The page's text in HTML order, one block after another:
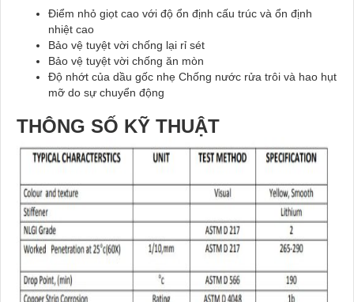
Điểm nhỏ giọt cao với độ ổn định cấu trúc và ổn định
nhiệt cao
Bảo vệ tuyệt vời chống lại rỉ sét
Bảo vệ tuyệt vời chống ăn mòn
Độ nhớt của dầu gốc nhẹ Chống nước rửa trôi và hao hụt
mỡ do sự chuyển động
THÔNG SỐ KỸ THUẬT